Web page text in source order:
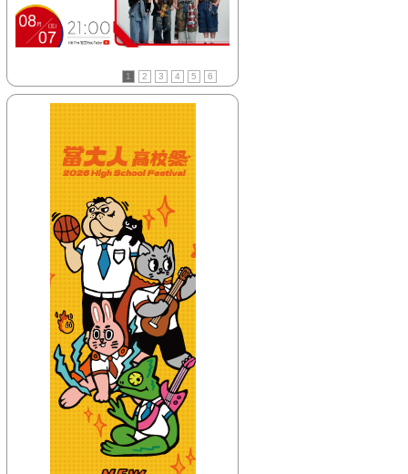
【HitFm正在進行】
(聯播)
活力DJ-阿娟
(花東)翹班DJ-GJ蔣卓嘉
【HitFm正在進行】
(聯播)
活力DJ-阿娟
【Next】
(北部)翹班DJ-GJ蔣卓嘉
1 2 3 4 5 6